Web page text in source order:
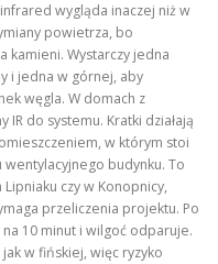
wygląda inaczej niż w
powietrza, bo
kamieni. Wystarczy jedna
i jedna w górnej, aby
węgla. W domach z
do systemu. Kratki działają
w którym stoi
wentylacyjnego budynku. To
czy w Konopnicy,
przeliczenia projektu. Po
10 minut i wilgoć odparuje.
w fińskiej, więc ryzyko